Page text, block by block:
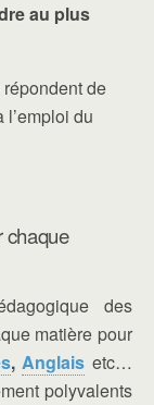
au plus
de
du
chaque
des
matière pour
,Anglais etc…
polyvalents